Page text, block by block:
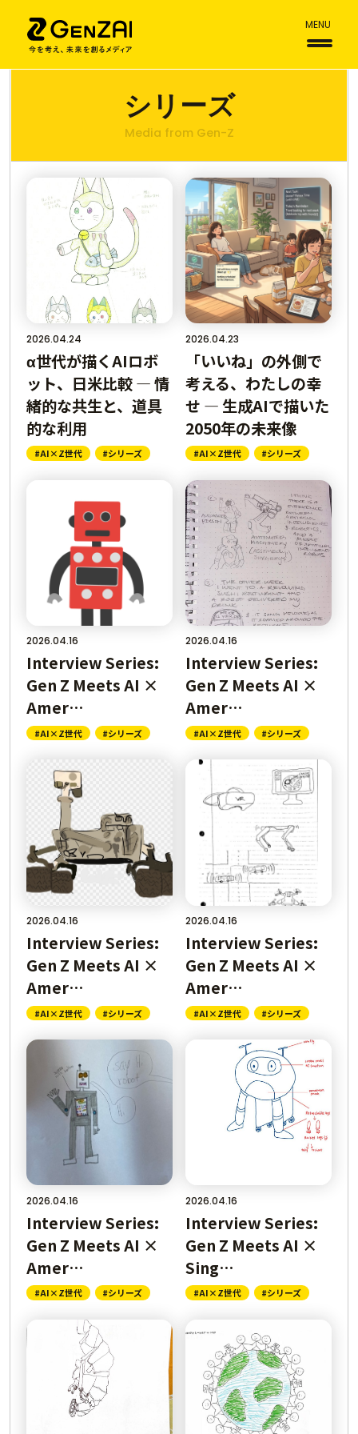
MENU
シリーズ
Media from Gen-Z
2026.04.24
#AI×Z世代 #シリーズ
α世代が描くAIロボ
ット、日米比較 ― 情
緒的な共生と、道具
的な利用
2026.04.23
#AI×Z世代 #シリーズ
「いいね」の外側で
考える、わたしの幸
せ ― 生成AIで描いた
2050年の未来像
2026.04.16
#AI×Z世代 #シリーズ
Interview Series:
Gen Z Meets AI ×
Amer…
2026.04.16
#AI×Z世代 #シリーズ
Interview Series:
Gen Z Meets AI ×
Amer…
2026.04.16
#AI×Z世代 #シリーズ
Interview Series:
Gen Z Meets AI ×
Amer…
2026.04.16
#AI×Z世代 #シリーズ
Interview Series:
Gen Z Meets AI ×
Amer…
2026.04.16
#AI×Z世代 #シリーズ
Interview Series:
Gen Z Meets AI ×
Amer…
2026.04.16
#AI×Z世代 #シリーズ
Interview Series:
Gen Z Meets AI ×
Sing…